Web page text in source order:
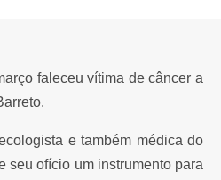
faleceu vítima de câncer a
e também médica do
seu ofício um instrumento para